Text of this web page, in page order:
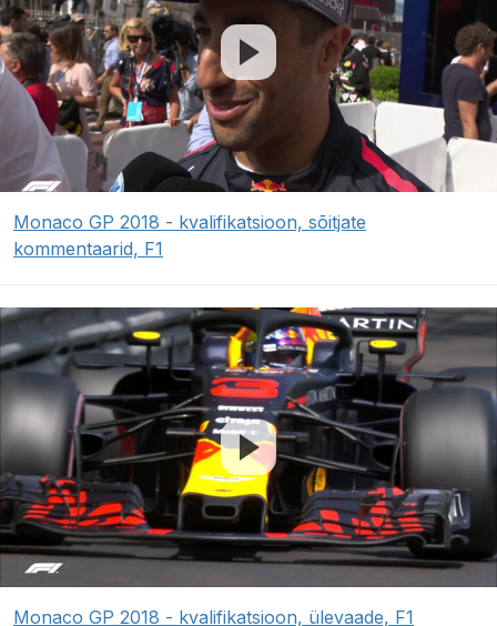
Monaco GP 2018 - kvalifikatsioon, sõitjate
kommentaarid, F1
Monaco GP 2018 - kvalifikatsioon, ülevaade, F1